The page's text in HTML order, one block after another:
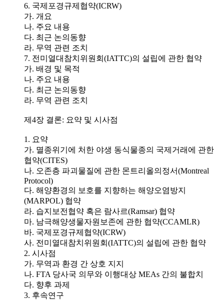
6. 국제포경규제협약(ICRW)
가. 개요
나. 주요 내용
다. 최근 논의동향
라. 무역 관련 조치
7. 전미열대참치위원회(IATTC)의 설립에 관한 협약
가. 배경 및 목적
나. 주요 내용
다. 최근 논의동향
라. 무역 관련 조치
제4장 결론: 요약 및 시사점
1. 요약
가. 멸종위기에 처한 야생 동식물종의 국제거래에 관한
협약(CITES)
나. 오존층 파괴물질에 관한 몬트리올의정서(Montreal
Protocol)
다. 해양환경의 보호를 지향하는 해양오염방지
(MARPOL) 협약
라. 습지보전협약 혹은 람사르(Ramsar) 협약
마. 남극해양생물자원보존에 관한 협약(CCAMLR)
바. 국제포경규제협약(ICRW)
사. 전미열대참치위원회(IATTC)의 설립에 관한 협약
2. 시사점
가. 무역과 환경 간 상호 지지
나. FTA 당사국 의무와 이행대상 MEAs 간의 불합치
다. 향후 과제
3. 후속연구